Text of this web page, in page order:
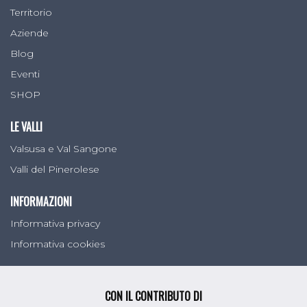
Territorio
Aziende
Blog
Eventi
SHOP
LE VALLI
Valsusa e Val Sangone
Valli del Pinerolese
INFORMAZIONI
Informativa privacy
Informativa cookies
CON IL CONTRIBUTO DI